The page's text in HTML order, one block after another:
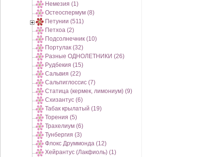
Немезия (1)
Остеоспермум (8)
Петунии (511)
Петхоа (2)
Подсолнечник (10)
Портулак (32)
Разные ОДНОЛЕТНИКИ (26)
Рудбекия (15)
Сальвия (22)
Сальпиглоссис (7)
Статица (кермек, лимониум) (9)
Схизантус (6)
Табак крылатый (19)
Торения (5)
Трахелиум (6)
Тунбергия (3)
Флокс Друммонда (12)
Хейрантус (Лакфиоль) (1)